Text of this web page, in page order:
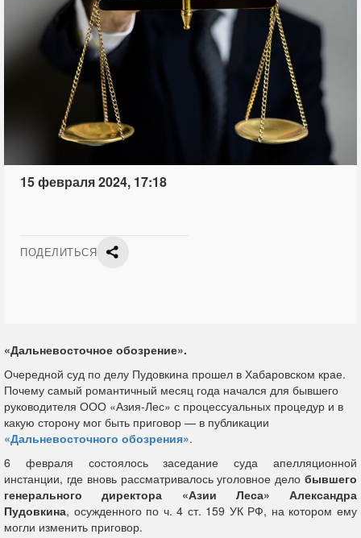
15 февраля 2024, 17:18
ПОДЕЛИТЬСЯ
«Дальневосточное обозрение».
Очередной суд по делу Пудовкина прошел в Хабаровском крае.
Почему самый романтичный месяц года начался для бывшего
руководителя ООО «Азия-Лес» с процессуальных процедур и в
какую сторону мог быть приговор — в публикации
«Дальневосточного обозрения».
6 февраля состоялось заседание суда апелляционной
инстанции, где вновь рассматривалось уголовное дело бывшего
генерального директора «Азии Леса» Александра
Пудовкина, осужденного по ч. 4 ст. 159 УК РФ, на котором ему
могли изменить приговор.